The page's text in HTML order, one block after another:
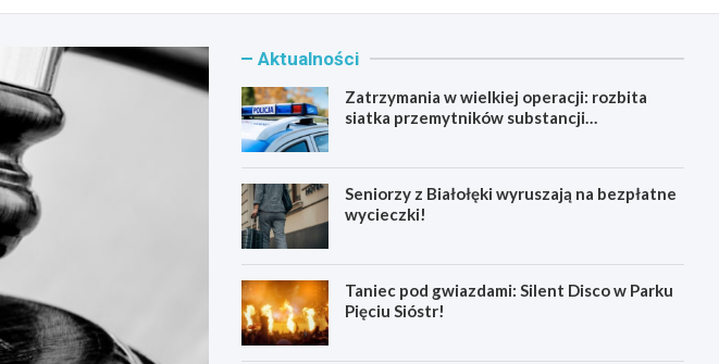
Aktualności
Zatrzymania w wielkiej operacji: rozbita
siatka przemytników substancji
Seniorzy z Białołęki wyruszają na bezpłatne
wycieczki!
Taniec pod gwiazdami: Silent Disco w Parku
Pięciu Sióstr!